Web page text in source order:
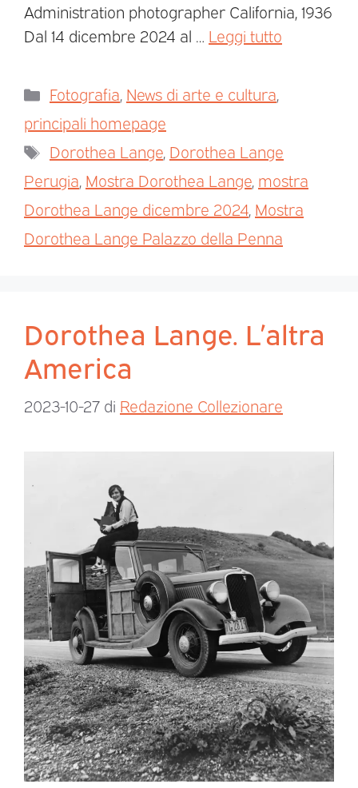
Administration photographer California, 1936
Dal 14 dicembre 2024 al … Leggi tutto
Fotografia News di arte e cultura
principali homepage
Dorothea Lange Dorothea Lange
Perugia Mostra Dorothea Lange mostra
Dorothea Lange dicembre 2024 Mostra
Dorothea Lange Palazzo della Penna
Dorothea Lange. L’altra
America
2023-10-27 di Redazione Collezionare